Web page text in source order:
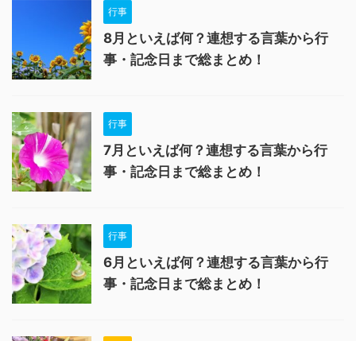
行事
8月といえば何？連想する言葉から行
事・記念日まで総まとめ！
行事
7月といえば何？連想する言葉から行
事・記念日まで総まとめ！
行事
6月といえば何？連想する言葉から行
事・記念日まで総まとめ！